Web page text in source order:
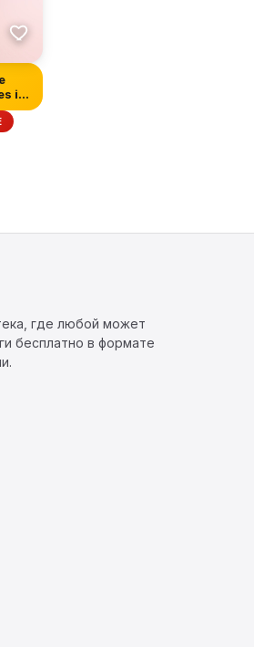
in
где любой может
бесплатно в формате